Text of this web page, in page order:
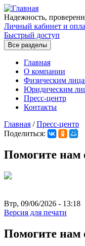
Перейти к основному
Надежность,
Личный кабинет и
Быстрый доступ
Все разделы
Главная
О компании
Физическим
Юридическим
Пресс-центр
Контакты
Вы здесь
Главная / Пресс-центр
Поделиться:
Помогите нам
Втр, 09/06/2026 - 13:18
Версия для печати
Помогите нам